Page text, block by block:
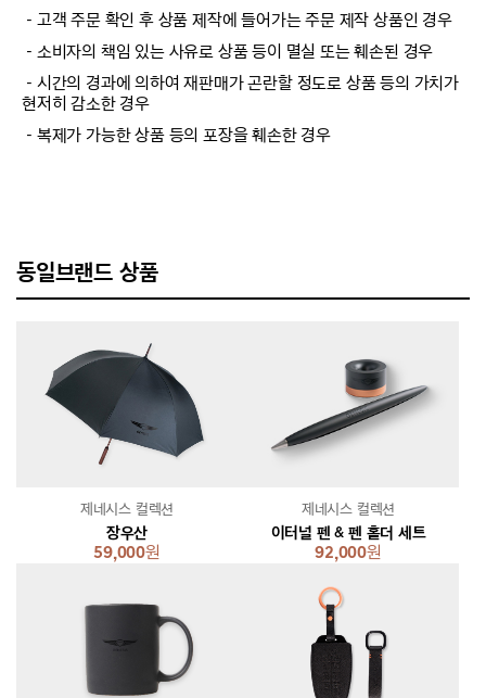
－고객 주문 확인 후 상품 제작에 들어가는 주문 제작 상품인 경우
－소비자의 책임 있는 사유로 상품 등이 멸실 또는 훼손된 경우
－시간의 경과에 의하여 재판매가 곤란할 정도로 상품 등의 가치가
현저히 감소한 경우
－복제가 가능한 상품 등의 포장을 훼손한 경우
동일브랜드 상품
장우산
59,000원
제네시스 컬렉션
이터널 펜 & 펜 홀더 세트
92,000원
제네시스 컬렉션